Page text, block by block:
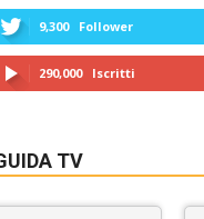
9,300 Follower
290,000 Iscritti
TV